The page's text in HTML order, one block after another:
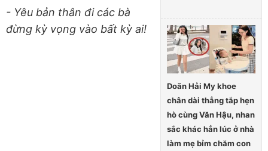
Doãn Hải My khoe
chân dài thẳng tắp hẹn
hò cùng Văn Hậu, nhan
sắc khác hẳn lúc ở nhà
làm mẹ bỉm chăm con
- Yêu bản thân đi các bà
đừng kỳ vọng vào bất kỳ ai!